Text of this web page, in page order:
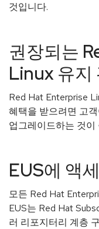
것입니다.
권장되는
Linux 유지
Red Hat Enterprise
혜택을 받으려면 고
업그레이드하는 것
EUS에 액
모든 Red Hat
EUS는 Red Hat
러 리포지터리 계층